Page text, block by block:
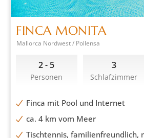
FINCA MONITA
Mallorca Nordwest / Pollensa
2 - 5
Personen
3
Schlafzimmer
Finca mit Pool und Internet
ca. 4 km vom Meer
Tischtennis, familienfreundlich,